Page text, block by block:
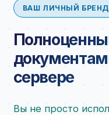
ВАШ ЛИЧНЫЙ БРЕНД
сервере
Вы не просто